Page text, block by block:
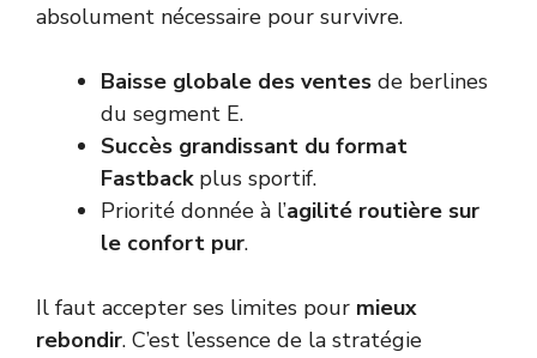
absolument nécessaire pour survivre.
Baisse globale des ventes de berlines
du segment E.
Succès grandissant du format
Fastbackplus sportif.
Priorité donnée à l’agilité routière sur
le confort pur.
Il faut accepter ses limites pour mieux
rebondir. C’est l’essence de la stratégie